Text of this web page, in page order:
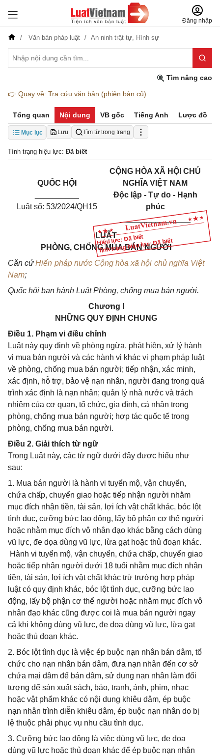
Đăng nhập
Văn bản pháp luật An ninh trật tự, Hình sự
Tìm nâng cao
👉 Quay về: Tra cứu văn bản (phiên bản cũ)
Tổng quan Nội dung VB gốc Tiếng Anh Lược đồ
Mục lục Lưu Tìm từ trong trang
Tình trạng hiệu lực: Đã biết
Hiệu lực: Đã biết
Tình trạng hiệu lực: Đã biết
QUỐC HỘI
Luật số: 53/2024/QH15
CỘNG HÒA XÃ HỘI CHỦ
NGHĨA VIỆT NAM
Độc lập - Tự do - Hạnh
phúc
________________
LUẬT
PHÒNG, CHỐNG MUA BÁN NGƯỜI
Căn cứHiến pháp nước Cộng hòa xã hội chủ nghĩa Việt
Nam;
Quốc hội ban hành Luật Phòng, chống mua bán người.
Chương I
NHỮNG QUY ĐỊNH CHUNG
Điều 1. Phạm vi điều chỉnh
Luật này quy định về phòng ngừa, phát hiện, xử lý hành
vi mua bán người và các hành vi khác vi phạm pháp luật
về phòng, chống mua bán người; tiếp nhận, xác minh,
xác định, hỗ trợ, bảo vệ nạn nhân, người đang trong quá
trình xác định là nạn nhân; quản lý nhà nước và trách
nhiệm của cơ quan, tổ chức, gia đình, cá nhân trong
phòng, chống mua bán người; hợp tác quốc tế trong
phòng, chống mua bán người.
Điều 2. Giải thích từ ngữ
Trong Luật này, các từ ngữ dưới đây được hiểu như
sau:
1. Mua bán người là hành vi tuyển mộ, vận chuyển,
chứa chấp, chuyển giao hoặc tiếp nhận người nhằm
mục đích nhận tiền, tài sản, lợi ích vật chất khác, bóc lột
tình dục, cưỡng bức lao động, lấy bộ phận cơ thể người
hoặc nhằm mục đích vô nhân đạo khác bằng cách dùng
vũ lực, đe dọa dùng vũ lực, lừa gạt hoặc thủ đoạn khác.
Hành vi tuyển mộ, vận chuyển, chứa chấp, chuyển giao
hoặc tiếp nhận người dưới 18 tuổi nhằm mục đích nhận
tiền, tài sản, lợi ích vật chất khác trừ trường hợp pháp
luật có quy định khác, bóc lột tình dục, cưỡng bức lao
động, lấy bộ phận cơ thể người hoặc nhằm mục đích vô
nhân đạo khác cũng được coi là mua bán người ngay
cả khi không dùng vũ lực, đe dọa dùng vũ lực, lừa gạt
hoặc thủ đoạn khác.
2. Bóc lột tình dục là việc ép buộc nạn nhân bán dâm, tổ
chức cho nạn nhân bán dâm, đưa nạn nhân đến cơ sở
chứa mại dâm để bán dâm, sử dụng nạn nhân làm đối
tượng để sản xuất sách, báo, tranh, ảnh, phim, nhạc
hoặc vật phẩm khác có nội dung khiêu dâm, ép buộc
nạn nhân trình diễn khiêu dâm, ép buộc nạn nhân do bị
lệ thuộc phải phục vụ nhu cầu tình dục.
3. Cưỡng bức lao động là việc dùng vũ lực, đe dọa
dùng vũ lực hoặc thủ đoạn khác để ép buộc nạn nhân